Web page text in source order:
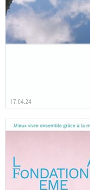
17.04.24